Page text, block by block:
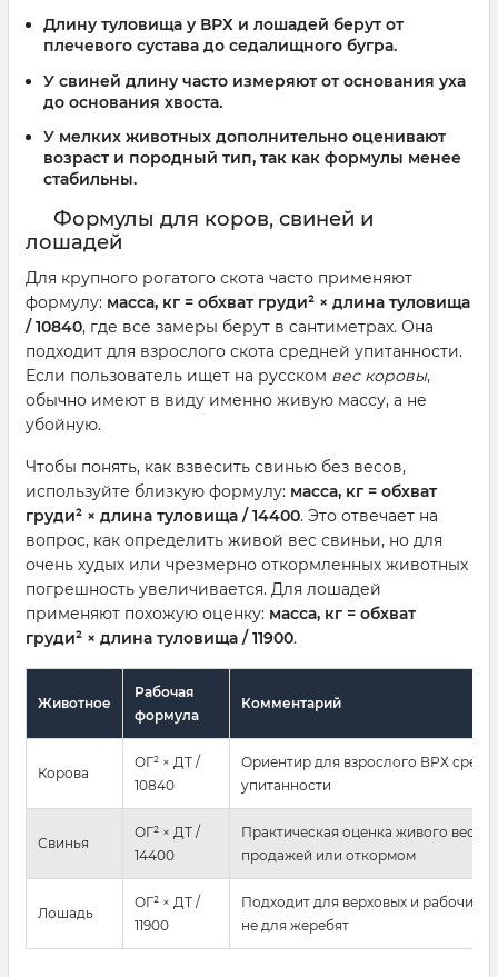
Длину туловища у ВРХ и лошадей берут от
плечевого сустава до седалищного бугра.
У свиней длину часто измеряют от основания уха
до основания хвоста.
У мелких животных дополнительно оценивают
возраст и породный тип, так как формулы менее
стабильны.
Формулы для коров, свиней и
лошадей
Для крупного рогатого скота часто применяют
формулу: масса, кг = обхват груди² × длина туловища
/ 10840, где все замеры берут в сантиметрах. Она
подходит для взрослого скота средней упитанности.
Если пользователь ищет на русском вес коровы,
обычно имеют в виду именно живую массу, а не
убойную.
Чтобы понять, как взвесить свинью без весов,
используйте близкую формулу: масса, кг = обхват
груди² × длина туловища / 14400. Это отвечает на
вопрос, как определить живой вес свиньи, но для
очень худых или чрезмерно откормленных животных
погрешность увеличивается. Для лошадей
применяют похожую оценку: масса, кг = обхват
груди² × длина туловища / 11900.
Животное
Рабочая
формула
Комментарий
Корова
ОГ² × ДТ /
10840
Ориентир для взрослого ВРХ
упитанности
Свинья
ОГ² × ДТ /
14400
Практическая оценка живого веса
продажей или откормом
Лошадь
ОГ² × ДТ /
11900
Подходит для верховых и рабочих
не для жеребят